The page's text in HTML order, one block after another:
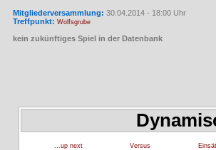
Mitgliederversammlung: 30.04.2014 - 18:00 Uhr
Treffpunkt: Wolfsgrube
kein zukünftiges Spiel in der Datenbank
...up next Versus